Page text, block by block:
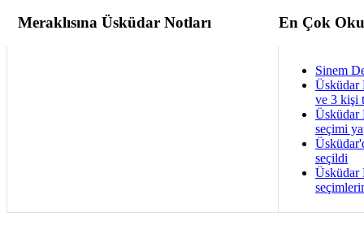
Meraklısına Üsküdar Notları En Çok
Sinem
Üsküdar
ve 3 kişi
Üsküdar
seçimi
seçildi
Üsküdar